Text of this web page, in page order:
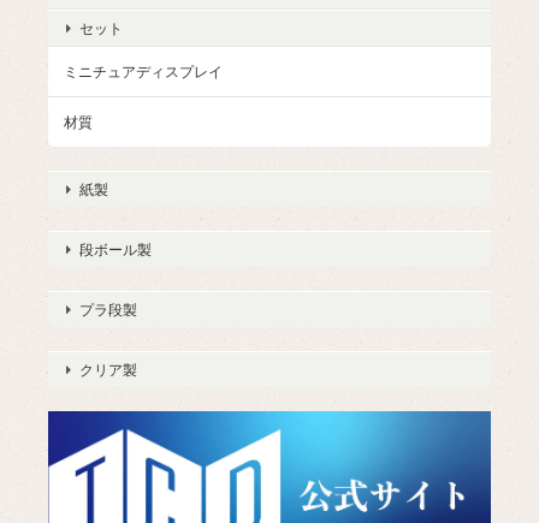
セット
ミニチュアディスプレイ
材質
紙製
段ボール製
プラ段製
クリア製